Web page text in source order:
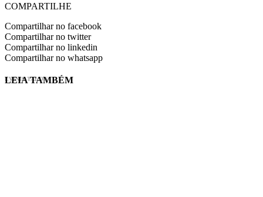
COMPARTILHE
Compartilhar no facebook
Compartilhar no twitter
Compartilhar no linkedin
Compartilhar no whatsapp
EVINIS TALON
LEIA TAMBÉM